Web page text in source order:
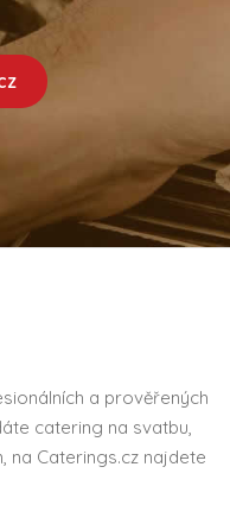
a prověřených
catering na svatbu,
na Caterings.cz najdete